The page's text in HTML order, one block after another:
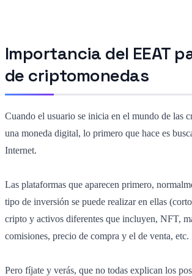
Importancia del EEAT
de criptomonedas
Cuando el usuario se inicia en el mundo de las
una moneda digital, lo primero que hace es
Internet.
Las plataformas que aparecen primero,
tipo de inversión se puede realizar en ellas
cripto y activos diferentes que incluyen, NFT,
comisiones, precio de compra y el de venta, etc.
Pero fíjate y verás, que no todas explican los